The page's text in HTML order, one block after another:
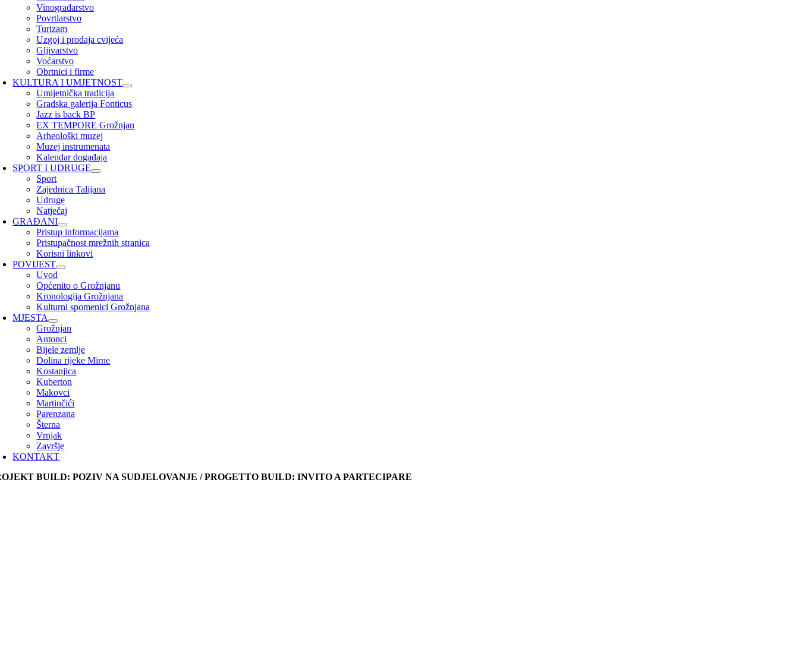
Vinogradarstvo
Povrtlarstvo
Turizam
Uzgoj i prodaja cvijeća
Gljivarstvo
Voćarstvo
Obrtnici i firme
KULTURA I UMJETNOST
Umijetnička tradicija
Gradska galerija Fonticus
Jazz is back BP
EX TEMPORE Grožnjan
Arheološki muzej
Muzej instrumenata
Kalendar događaja
SPORT I UDRUGE
Sport
Zajednica Talijana
Udruge
Natječaj
GRAĐANI
Pristup informacijama
Pristupačnost mrežnih stranica
Korisni linkovi
POVIJEST
Uvod
Općenito o Grožnjanu
Kronologija Grožnjana
Kulturni spomenici Grožnjana
MJESTA
Grožnjan
Antonci
Bijele zemlje
Dolina rijeke Mirne
Kostanjica
Kuberton
Makovci
Martinčići
Parenzana
Šterna
Vrnjak
Završje
KONTAKT
BUILD: POZIV NA SUDJELOVANJE / PROGETTO BUILD: INVITO A PARTECIPARE